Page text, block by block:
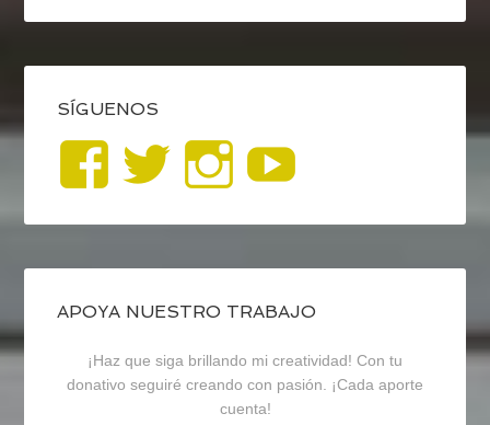
SÍGUENOS
Ver
perfil
de
blogrecursosep
en
Ver
perfil
de
recursosep
en
Ver
perfil
de
recursosep
en
APOYA NUESTRO TRABAJO
¡Haz que siga brillando mi creatividad! Con tu
donativo seguiré creando con pasión. ¡Cada aporte
cuenta!